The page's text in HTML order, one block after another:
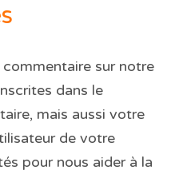
sur notre
dans le
mais aussi votre
de votre
pour nous aider à la